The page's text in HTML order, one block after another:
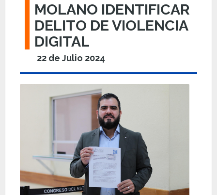
MOLANO IDENTIFICAR
DELITO DE VIOLENCIA
DIGITAL
22 de Julio 2024